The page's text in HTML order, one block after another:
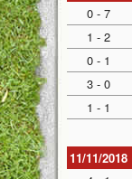
0 - 7
1 - 2
0 - 1
3 - 0
1 - 1
11/11/2018